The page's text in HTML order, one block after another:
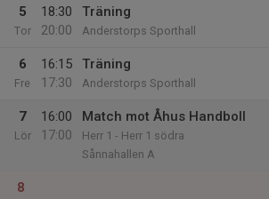
5
Tor
18:30
20:00
Träning
Anderstorps Sporthall
6
Fre
16:15
17:30
Träning
Anderstorps Sporthall
7
Lör
16:00
17:00
Match mot Åhus Handboll
Herr 1 - Herr 1 södra
Sånnahallen A
8